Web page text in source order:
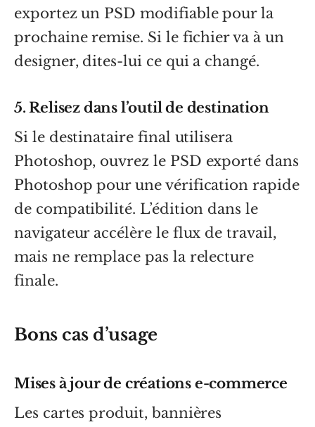
exportez un PSD modifiable pour la
prochaine remise. Si le fichier va à un
designer, dites-lui ce qui a changé.
5. Relisez dans l’outil de destination
Si le destinataire final utilisera
Photoshop, ouvrez le PSD exporté dans
Photoshop pour une vérification rapide
de compatibilité. L’édition dans le
navigateur accélère le flux de travail,
mais ne remplace pas la relecture
finale.
Bons cas d’usage
Mises à jour de créations e-commerce
Les cartes produit, bannières